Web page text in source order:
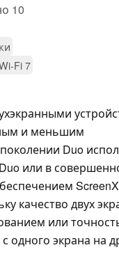
10
Fi 7
и меньшим
Duo
или в
качество двух
или
одного экрана на